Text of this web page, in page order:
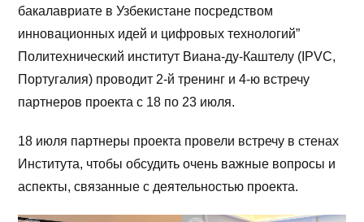
бакалавриате в Узбекистане посредством
инновационных идей и цифровых технологий”
Политехнический институт Виана-ду-Каштелу (IPVC,
Португалия) проводит 2-й тренинг и 4-ю встречу
партнеров проекта с 18 по 23 июля.
18 июля партнеры проекта провели встречу в стенах
Института, чтобы обсудить очень важные вопросы и
аспекты, связанные с деятельностью проекта.